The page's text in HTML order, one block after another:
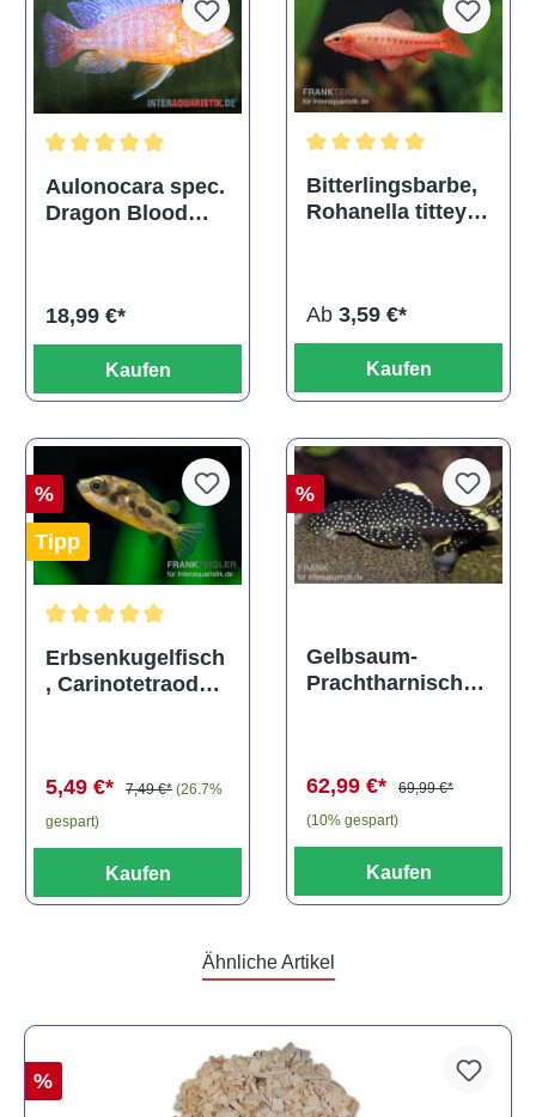
Durchschnittliche Bewertung von 5 von 5 Sternen
Aulonocara spec.
Dragon Blood
18,99 €*
Kaufen
Bitterlingsbarbe,
Rohanella titteya,
Ab 3,59 €*
Kaufen
%
Tipp
Durchschnittliche Bewertung von 5 von 5 Sternen
Erbsenkugelfisch
, Carinotetraodon
5,49 €* 7,49 €* (26.7%
gespart)
Kaufen
%
Gelbsaum-
Prachtharnischw
62,99 €*
69,99 €*
(10% gespart)
Kaufen
Ähnliche Artikel
%